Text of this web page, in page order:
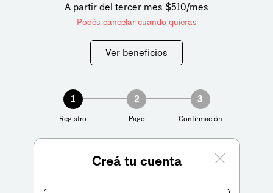
A partir del tercer mes $510/mes
Podés cancelar cuando quieras
Ver beneficios
1
Registro
2
Pago
3
Confirmación
Creá tu cuenta